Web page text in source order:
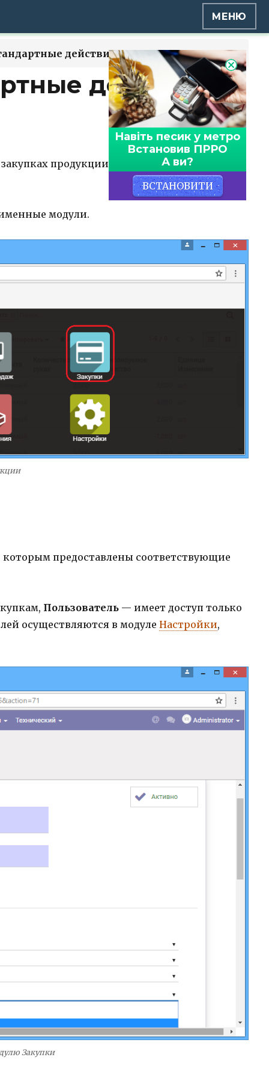
МЕНЮ
действия
действия
продукции. Полный функционал,
модули.
предоставлены соответствующие
Пользователь— имеет доступ только
осуществляются в модуле Настройки,
Закупки
Навіть песик у метро
Встановив ПРРО
А ви?
ВСТАНОВИТИ